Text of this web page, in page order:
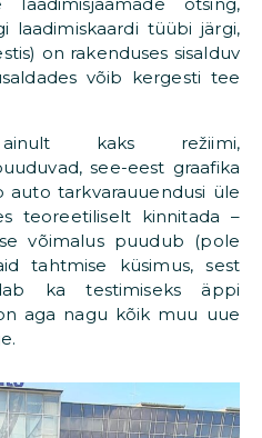
laadimiskaardi tüübi järgi,
on rakenduses sisalduv
võib kergesti tee
kaks režiimi,
see-eest graafika
auto tarkvarauuendusi üle
teoreetiliselt kinnitada –
võimalus puudub (pole
tahtmise küsimus, sest
ka testimiseks äppi
aga nagu kõik muu uue